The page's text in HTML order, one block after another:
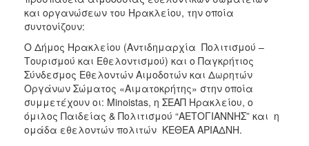
ΤΟΠΟΣ
ΠΟΛΙΤΙΣΜΟΣ
ΑΝΘΕΚΤΙΚΗ
και οργανώσεων του Ηρακλείου, την οποία
συντονίζουν:
O Δήμος Ηρακλείου (Αντιδημαρχία Πολιτισμού –
Τουρισμού και Εθελοντισμού) και ο Παγκρήτιος
Σύνδεσμος Εθελοντών Αιμοδοτών και Δωρητών
Οργάνων Σώματος «Αιματοκρήτης» στην οποία
συμμετέχουν οι: Minoistas, η ΣΕΑΠ Ηρακλείου, ο
όμιλος Παιδείας & Πολιτισμού “ΑΕΤΟΓΙΑΝΝΗΣ” και η
ομάδα εθελοντών πολιτών ΚΕΘΕΑ ΑΡΙΑΔΝΗ.